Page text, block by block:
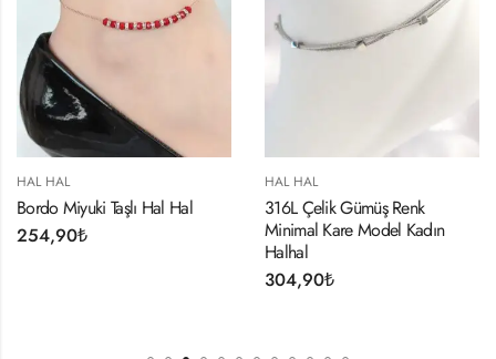
HAL HAL
Bordo Miyuki Taşlı Hal Hal
254,90₺
HAL HAL
316L Çelik Gümüş Renk
Minimal Kare Model Kadın
Halhal
304,90₺